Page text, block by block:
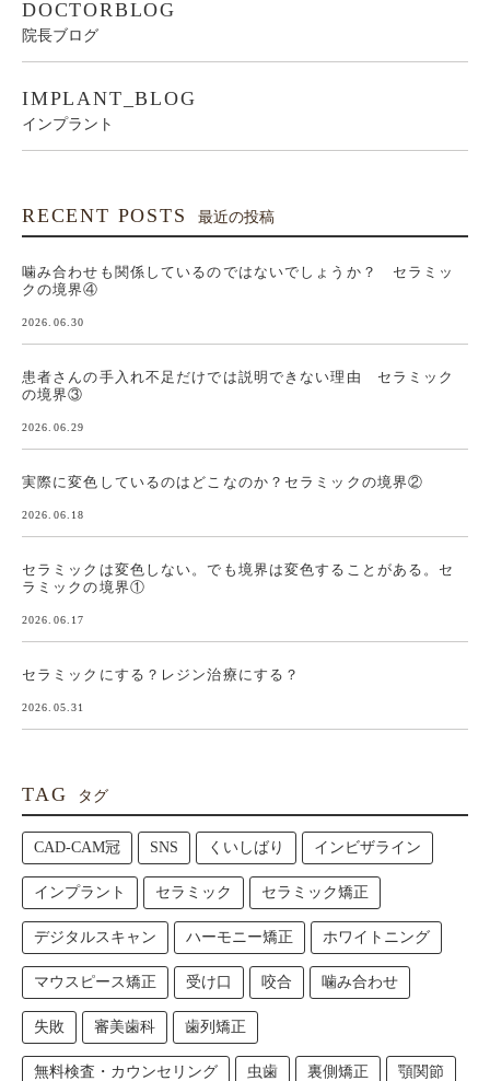
DOCTORBLOG
院長ブログ
IMPLANT_BLOG
インプラント
RECENT POSTS 最近の投稿
噛み合わせも関係しているのではないでしょうか？ セラミッ
クの境界④
2026.06.30
患者さんの手入れ不足だけでは説明できない理由 セラミック
の境界③
2026.06.29
実際に変色しているのはどこなのか？セラミックの境界②
2026.06.18
セラミックは変色しない。でも境界は変色することがある。セ
ラミックの境界①
2026.06.17
セラミックにする？レジン治療にする？
2026.05.31
TAG タグ
CAD-CAM冠 SNS くいしばり インビザライン
インプラント セラミック セラミック矯正
デジタルスキャン ハーモニー矯正 ホワイトニング
マウスピース矯正 受け口 咬合 噛み合わせ
失敗 審美歯科 歯列矯正
無料検査・カウンセリング 虫歯 裏側矯正 顎関節